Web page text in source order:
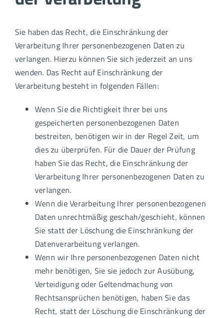
Sie haben das Recht, die Einschränkung der
Verarbeitung Ihrer personenbezogenen Daten zu
verlangen. Hierzu können Sie sich jederzeit an uns
wenden. Das Recht auf Einschränkung der
Verarbeitung besteht in folgenden Fällen:
Wenn Sie die Richtigkeit Ihrer bei uns
gespeicherten personenbezogenen Daten
bestreiten, benötigen wir in der Regel Zeit, um
dies zu überprüfen. Für die Dauer der Prüfung
haben Sie das Recht, die Einschränkung der
Verarbeitung Ihrer personenbezogenen Daten zu
verlangen.
Wenn die Verarbeitung Ihrer personenbezogenen
Daten unrechtmäßig geschah/geschieht, können
Sie statt der Löschung die Einschränkung der
Datenverarbeitung verlangen.
Wenn wir Ihre personenbezogenen Daten nicht
mehr benötigen, Sie sie jedoch zur Ausübung,
Verteidigung oder Geltendmachung von
Rechtsansprüchen benötigen, haben Sie das
Recht, statt der Löschung die Einschränkung der